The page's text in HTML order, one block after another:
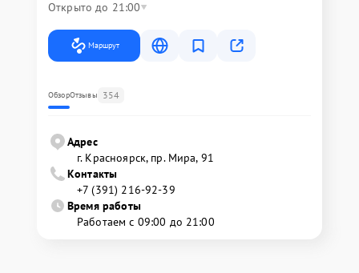
Открыто до 21:00
Маршрут
ОбзорОтзывы 354
Адрес
г. Красноярск, ​пр. Мира, 91
Контакты
+7 (391) 216-92-39
Время работы
Работаем с 09:00 до 21:00